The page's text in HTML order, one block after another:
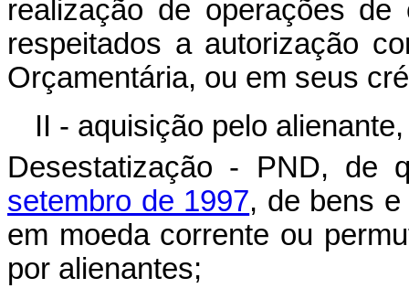
realização de operações
respeitados a autorização
Orçamentária, ou em seus
II - aquisição pelo
Desestatização - PND, de
setembro de 1997, de bens
em moeda corrente ou
por alienantes;